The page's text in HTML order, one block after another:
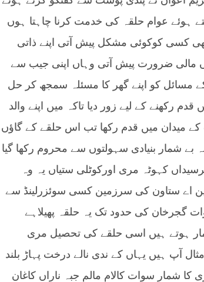
ہوئے عوام حلقہ کی خدمت کرنا چاہتا ہوں
کسی کوکوئی مشکل پیش آتی اپنے ذاتی
مالی ضرورت پیش آتی وہاں اپنی جیب سے
مسائل کو اپنے گھر کا مسئلہ سمجھ کر حل
رکھنے کے لیے زور دیا تاکہ میں اپنے والد
2006 جب میں نے سیاست کے میدان میں قدم رکھا تب اس حلقے کے گاؤں
بے شمار بنیادی سہولتوں سے محروم رکھا گیا
کہوٹہ مری اورکوٹلی ستیاں یہ وہ
اے ستاون کی سرزمین کسی سوئزرلینڈ سے
گجرخان کی حدود تک یہ حلقہ پھیلاہے
شمار ہوتے ہیں اسی حلقے کی تحصیل مری
آپ ہیں یہاں کے ندی نالے درخت پہاڑ بلند
کا شمار سوات کالام مالم جبہ ناراں کاغان